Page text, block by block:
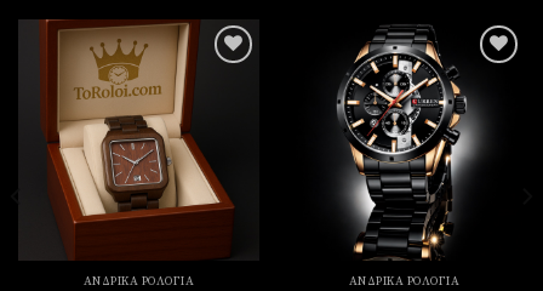
Πρόσθήκη
λίστα
επιθυμιών
ΑΝΔΡΙΚΆ ΡΟΛΌΓΙΑ
Πρόσθήκη
λίστα
επιθυμιών
ΑΝΔΡΙΚΆ ΡΟΛΌΓΙΑ